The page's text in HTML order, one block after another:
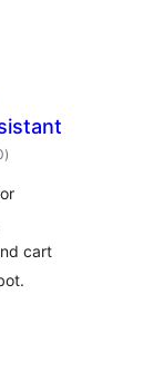
مجموعی
درجہ
)
cart